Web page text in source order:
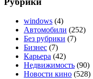
windows (4)
Автомобили (252)
Без рубрики (7)
Бизнес (7)
Карьера (42)
Недвижимость (90)
Новости кино (528)